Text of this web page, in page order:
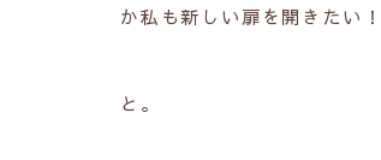
か私も新しい扉を開きたい！
と。